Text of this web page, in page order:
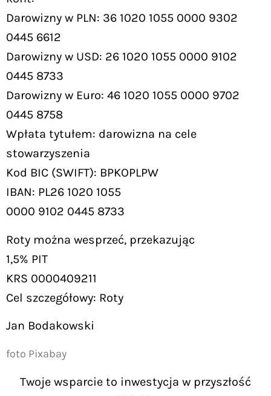
Darowizny w PLN: 36 1020 1055 0000 9302
0445 6612
Darowizny w USD: 26 1020 1055 0000 9102
0445 8733
Darowizny w Euro: 46 1020 1055 0000 9702
0445 8758
Wpłata tytułem: darowizna na cele
stowarzyszenia
Kod BIC (SWIFT): BPKOPLPW
IBAN: PL26 1020 1055
0000 9102 0445 8733
Roty można wesprzeć, przekazując
1,5% PIT
KRS 0000409211
Cel szczegółowy: Roty
Jan Bodakowski
foto Pixabay
Twoje wsparcie to inwestycja w przyszłość